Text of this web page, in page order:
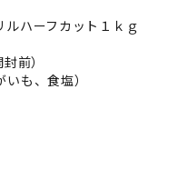
ーフカット１ｋｇ
前）
も、食塩）